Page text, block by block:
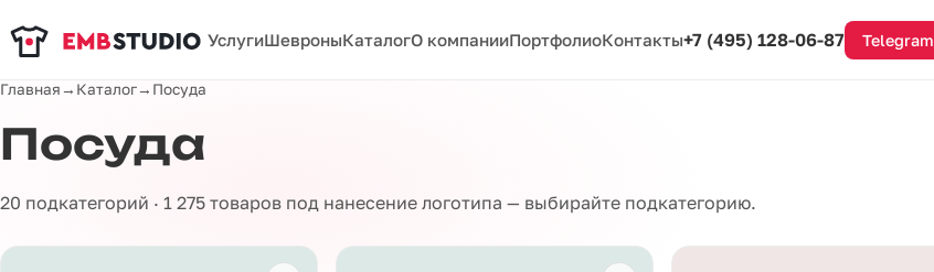
УслугиШевроныКаталогО компанииПортфолиоКонтакты+7 (495) 128-06-87 Telegram
Главная→ Каталог→ Посуда
Посуда
20 подкатегорий · 1 275 товаров под нанесение логотипа — выбирайте подкатегорию.